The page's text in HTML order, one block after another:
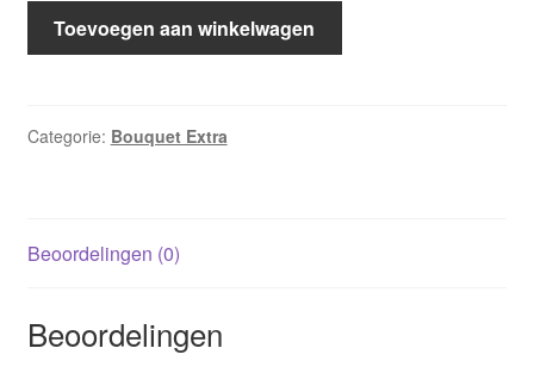
Bouquet
Extra
/
Geleend
Barbara
Toevoegen aan winkelwagen
Categorie: Bouquet Extra
Beoordelingen (0)
Beoordelingen